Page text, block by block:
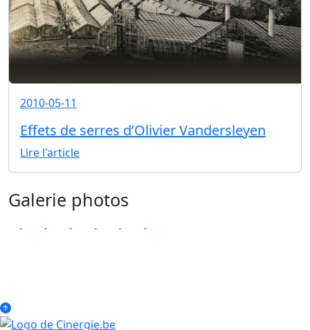
2010-05-11
Effets de serres d’Olivier Vandersleyen
Lire l'article
Galerie photos